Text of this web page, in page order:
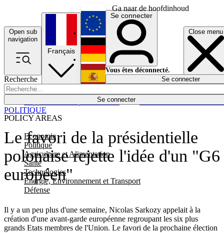
Ga naar de hoofdinhoud
Open sub
navigation
Close menu
Recherche
Se connecter
POLICY AREAS
Economie
Politique
Agriculture et Alimentation
Santé
Technologies
Energie, Environnement et Transport
Défense
Économie
Français
English
Deutsch
Español
Se connecter
Vous êtes déconnecté.
Se connecter
Le favori de la présidentielle
polonaise rejette l'idée d'un "G6
européen"
Il y a un peu plus d'une semaine, Nicolas Sarkozy appelait à la
création d'une avant-garde européenne regroupant les six plus
grands Etats membres de l'Union. Le favori de la prochaine élection
POLITIQUE